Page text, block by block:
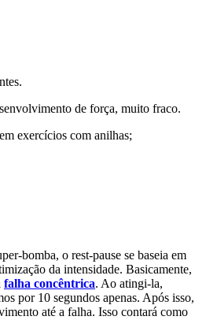
de força, muito fraco.
exercícios com anilhas;
bomba, o rest-pause se baseia em
da intensidade. Basicamente,
falha concêntrica. Ao atingi-la,
por 10 segundos apenas. Após isso,
até a falha. Isso contará como